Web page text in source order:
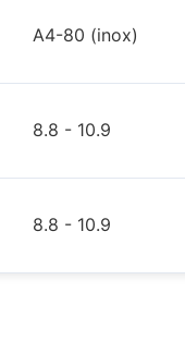
A4-80 (inox)
8.8 - 10.9
8.8 - 10.9